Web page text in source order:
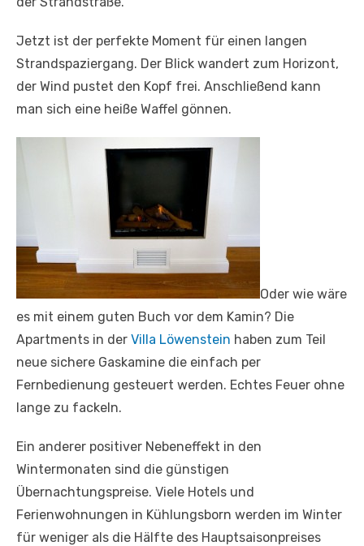
Jetzt ist der perfekte Moment für einen langen
Strandspaziergang. Der Blick wandert zum Horizont,
der Wind pustet den Kopf frei. Anschließend kann
man sich eine heiße Waffel gönnen.
Oder wie wäre
es mit einem guten Buch vor dem Kamin? Die
Apartments in der Villa Löwenstein haben zum Teil
neue sichere Gaskamine die einfach per
Fernbedienung gesteuert werden. Echtes Feuer ohne
lange zu fackeln.
Ein anderer positiver Nebeneffekt in den
Wintermonaten sind die günstigen
Übernachtungspreise. Viele Hotels und
Ferienwohnungen in Kühlungsborn werden im Winter
für weniger als die Hälfte des Hauptsaisonpreises